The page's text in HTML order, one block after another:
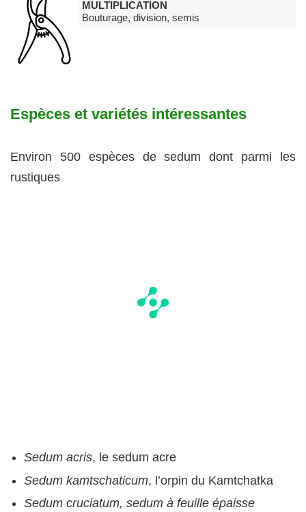
MULTIPLICATION
Bouturage, division, semis
Espèces et variétés intéressantes
Environ 500 espèces de sedum dont parmi les
rustiques
Sedum acris, le sedum acre
Sedum kamtschaticum, l’orpin du Kamtchatka
Sedum cruciatum, sedum à feuille épaisse